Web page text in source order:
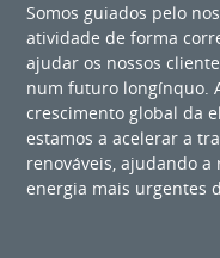
Somos guiados pelo
atividade de forma
ajudar os nossos
num futuro longínquo.
crescimento global da
estamos a acelerar a
renováveis, ajudando a
energia mais urgentes